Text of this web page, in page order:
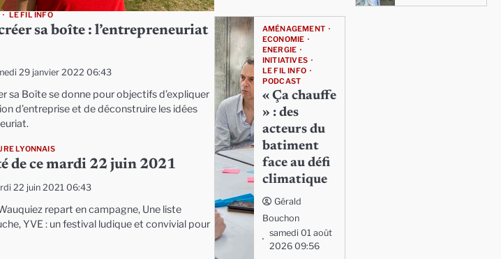
LE FIL INFO
sa boîte : l’entrepreneuriat
29 janvier 2022 06:43
sa Boîte se donne pour objectifs d’expliquer
d’entreprise et de déconstruire les idées
LYONNAIS
de ce mardi 22 juin 2021
22 juin 2021 06:43
repart en campagne, Une liste
YVE : un festival ludique et convivial pour
AMÉNAGEMENT
ECONOMIE
ENERGIE
INITIATIVES
LE FIL INFO
PODCAST
« Ça chauffe
» : des
acteurs du
batiment
face au défi
climatique
Gérald
Bouchon
samedi 01 août
2026 09:56